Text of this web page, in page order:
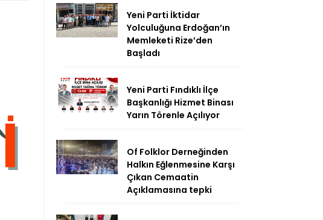
Yeni Parti İktidar
Yolculuğuna Erdoğan’ın
Memleketi Rize’den
Başladı
Yeni Parti Fındıklı İlçe
Başkanlığı Hizmet Binası
Yarın Törenle Açılıyor
Of Folklor Derneğinden
Halkın Eğlenmesine Karşı
Çıkan Cemaatin
Açıklamasına tepki